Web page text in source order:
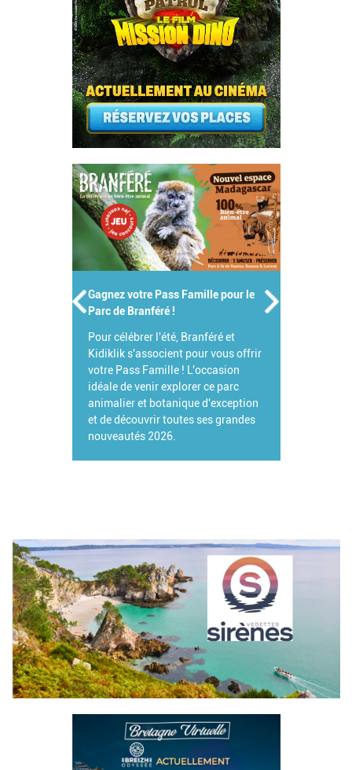
Gagnez votre Pass Famille pour le
Parc de Branféré !
Pour célébrer l'été, Branféré et
Kidiklik s'associent pour vous offrir
votre Pass Famille ! L'occasion
idéale de venir explorer ce parc
animalier et botanique d'exception
et de découvrir toutes ses grandes
nouveautés 2026.